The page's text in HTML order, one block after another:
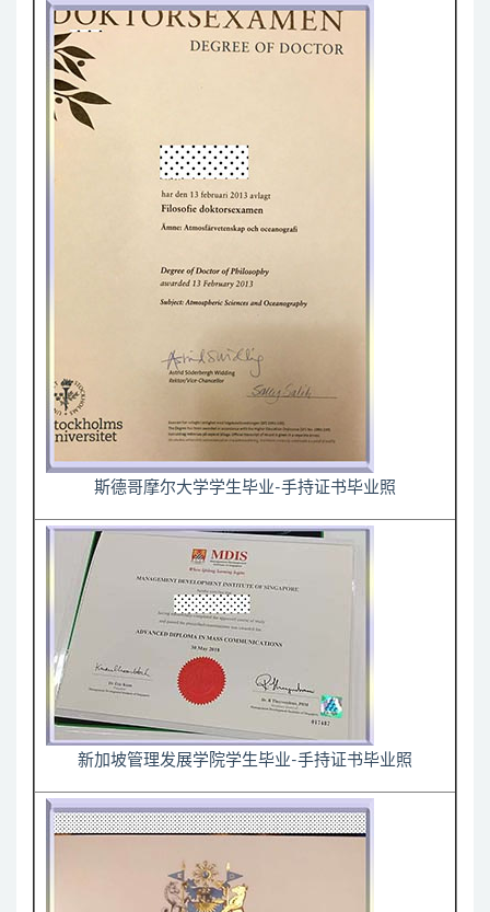
斯德哥摩尔大学学生毕业-手持证书毕业照
新加坡管理发展学院学生毕业-手持证书毕业照